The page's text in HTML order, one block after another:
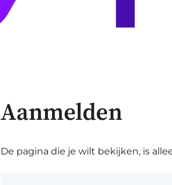
Aanmelden
De pagina die je wilt bekijken, is